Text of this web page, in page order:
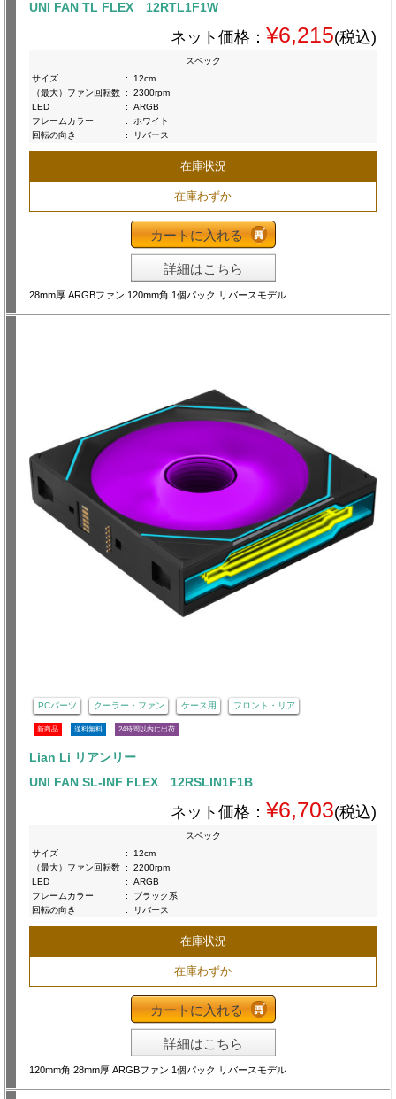
UNI FAN TL FLEX 12RTL1F1W
ネット価格： ¥6,215(税込)
スペック
サイズ
:
12cm
（最大）ファン回転数 :
2300rpm
LED
:
ARGB
フレームカラー
:
ホワイト
回転の向き
: リバース
在庫状況
在庫わずか
カートに入れる
詳細はこちら
28mm厚 ARGBファン 120mm角 1個パック リバースモデル
PCパーツ クーラー・ファン ケース用 フロント・リア
新商品 送料無料 24時間以内に出荷
Lian Li リアンリー
UNI FAN SL-INF FLEX 12RSLIN1F1B
ネット価格： ¥6,703(税込)
スペック
サイズ
:
12cm
（最大）ファン回転数 :
2200rpm
LED
:
ARGB
フレームカラー
:
ブラック系
回転の向き
: リバース
在庫状況
在庫わずか
カートに入れる
詳細はこちら
120mm角 28mm厚 ARGBファン 1個パック リバースモデル